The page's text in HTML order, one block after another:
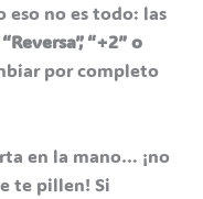
eso no es todo: las
“+2” o
por completo
en la mano… ¡no
te pillen! Si